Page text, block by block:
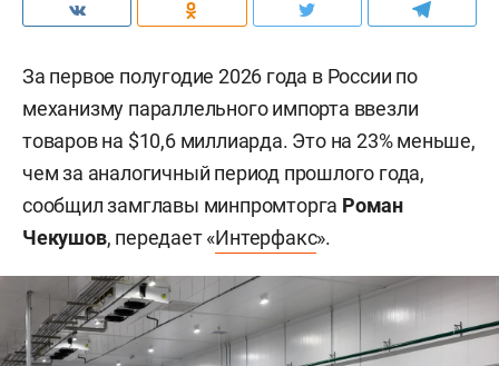
За первое полугодие 2026 года в России по
механизму параллельного импорта ввезли
товаров на $10,6 миллиарда. Это на 23% меньше,
чем за аналогичный период прошлого года,
сообщил замглавы минпромторга Роман
Чекушов, передает «Интерфакс».